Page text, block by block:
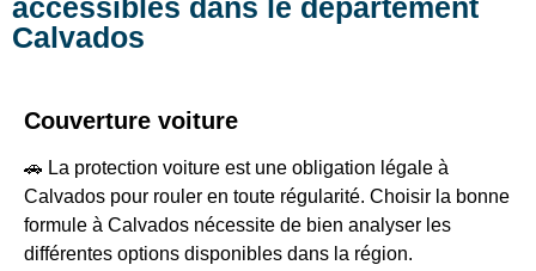
accessibles dans le département
Calvados
Couverture voiture
🚗 La protection voiture est une obligation légale à
Calvados pour rouler en toute régularité. Choisir la bonne
formule à Calvados nécessite de bien analyser les
différentes options disponibles dans la région.